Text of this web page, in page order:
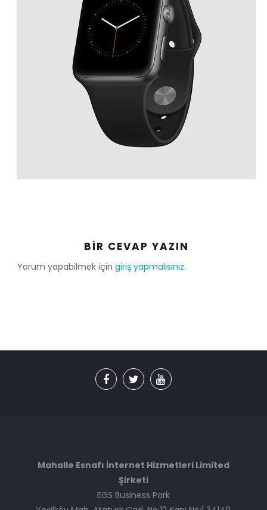
BIR CEVAP YAZIN
Yorum yapabilmek için giriş yapmalısınız.
Mahalle Esnafı İnternet Hizmetleri Limited
Şirketi
EGS Business Park